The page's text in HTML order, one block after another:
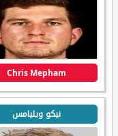
Chris Mepham
نيكو ويليامس